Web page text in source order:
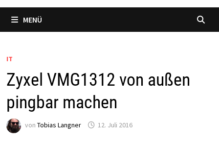
MENÜ
IT
Zyxel VMG1312 von außen
pingbar machen
von Tobias Langner 12. Juli 2016